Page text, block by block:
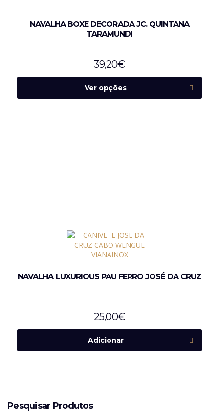
NAVALHA BOXE DECORADA JC. QUINTANA
TARAMUNDI
39,20€
Ver opções
NAVALHA LUXURIOUS PAU FERRO JOSÉ DA CRUZ
25,00€
Adicionar
Pesquisar Produtos